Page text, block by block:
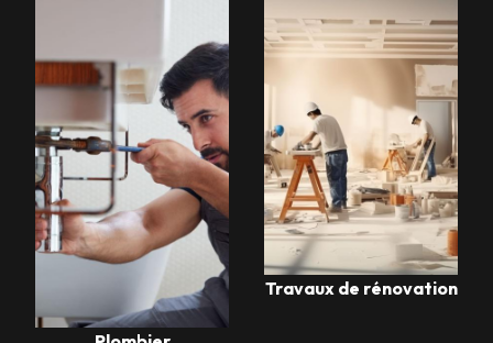
Travaux de rénovation